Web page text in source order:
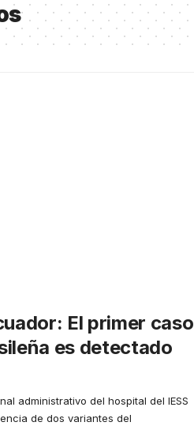
El primer caso
es detectado
administrativo del hospital del IESS
de dos variantes del